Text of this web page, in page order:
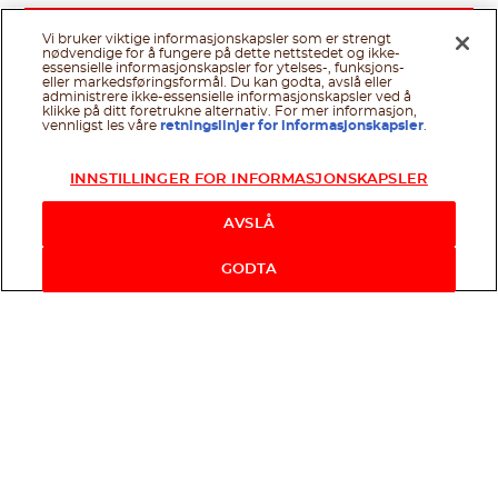
Vi bruker viktige informasjonskapsler som er strengt
nødvendige for å fungere på dette nettstedet og ikke-
essensielle informasjonskapsler for ytelses-, funksjons-
eller markedsføringsformål. Du kan godta, avslå eller
administrere ikke-essensielle informasjonskapsler ved å
klikke på ditt foretrukne alternativ. For mer informasjon,
vennligst les våreretningslinjer for informasjonskapsler
INNSTILLINGER FOR INFORMASJONSKAPSLER
AVSLÅ
GODTA